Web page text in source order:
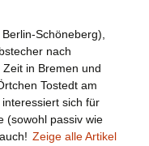
Schöneberg),
nach
in Bremen und
Tostedt am
sich für
(sowohl passiv wie
Zeige alle Artikel